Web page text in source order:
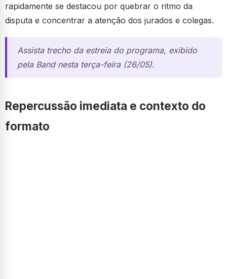
rapidamente se destacou por quebrar o ritmo da
disputa e concentrar a atenção dos jurados e colegas.
Assista trecho da estreia do programa, exibido
pela Band nesta terça-feira (26/05).
Repercussão imediata e contexto do
formato